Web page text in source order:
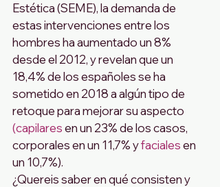
Estética (SEME), la demanda de
estas intervenciones entre los
hombres ha aumentado un 8%
desde el 2012, y revelan que un
18,4% de los españoles se ha
sometido en 2018 a algún tipo de
retoque para mejorar su aspecto
(capilares en un 23% de los casos,
corporales en un 11,7% y faciales en
un 10,7%).
¿Quereis saber en qué consisten y